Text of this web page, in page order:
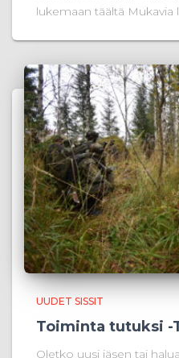
lukemaan täältä Mukavia
UUDET SISSIT
Toiminta tutuksi -
Oletko uusi jäsen tai